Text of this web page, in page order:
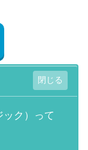
ク）って